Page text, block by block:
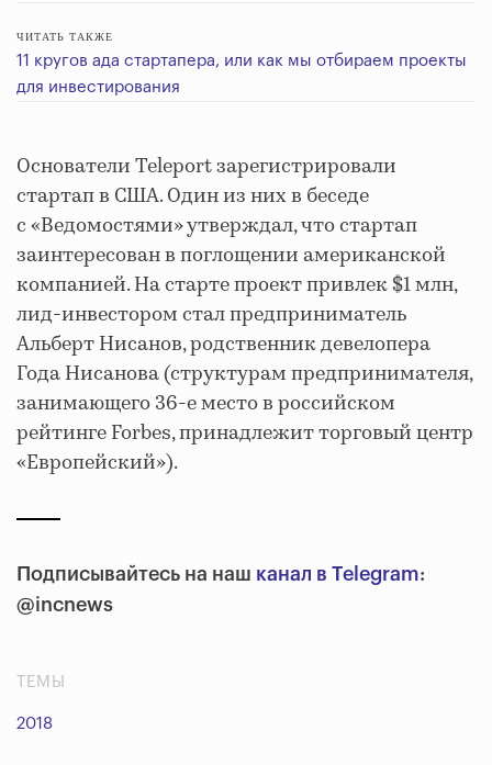
ЧИТАТЬ ТАКЖЕ
11 кругов ада стартапера, или как мы отбираем проекты
для инвестирования
Основатели Teleport зарегистрировали
стартап в США. Один из них в беседе
с «Ведомостями» утверждал, что стартап
заинтересован в поглощении американской
компанией. На старте проект привлек $1 млн,
лид-инвестором стал предприниматель
Альберт Нисанов, родственник девелопера
Года Нисанова (структурам предпринимателя,
занимающего 36-е место в российском
рейтинге Forbes, принадлежит торговый центр
«Европейский»).
Подписывайтесь на наш канал в Telegram:
@incnews
ТЕМЫ
2018